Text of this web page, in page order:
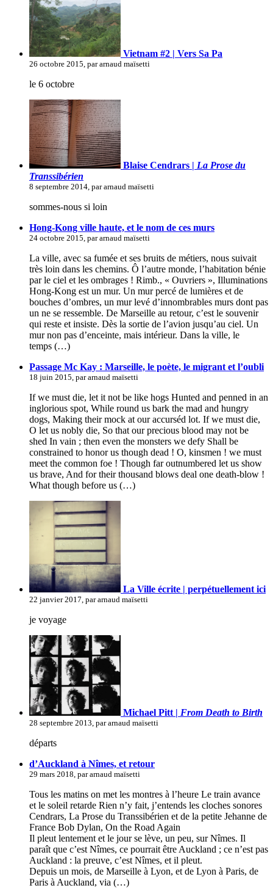
Vietnam #2 | Vers Sa Pa
26 octobre 2015, par arnaud maïsetti
le 6 octobre
Blaise Cendrars | La Prose du
Transsibérien
8 septembre 2014, par arnaud maïsetti
sommes-nous si loin
Hong-Kong ville haute, et le nom de ces murs
24 octobre 2015, par arnaud maïsetti
La ville, avec sa fumée et ses bruits de métiers, nous suivait
très loin dans les chemins. Ô l’autre monde, l’habitation bénie
par le ciel et les ombrages ! Rimb., « Ouvriers », Illuminations
Hong-Kong est un mur. Un mur percé de lumières et de
bouches d’ombres, un mur levé d’innombrables murs dont pas
un ne se ressemble. De Marseille au retour, c’est le souvenir
qui reste et insiste. Dès la sortie de l’avion jusqu’au ciel. Un
mur non pas d’enceinte, mais intérieur. Dans la ville, le
temps (…)
Passage Mc Kay : Marseille, le poète, le migrant et l’oubli
18 juin 2015, par arnaud maïsetti
If we must die, let it not be like hogs Hunted and penned in an
inglorious spot, While round us bark the mad and hungry
dogs, Making their mock at our accurséd lot. If we must die,
O let us nobly die, So that our precious blood may not be
shed In vain ; then even the monsters we defy Shall be
constrained to honor us though dead ! O, kinsmen ! we must
meet the common foe ! Though far outnumbered let us show
us brave, And for their thousand blows deal one death-blow !
What though before us (…)
La Ville écrite | perpétuellement ici
22 janvier 2017, par arnaud maïsetti
je voyage
Michael Pitt | From Death to Birth
28 septembre 2013, par arnaud maïsetti
départs
d’Auckland à Nîmes, et retour
29 mars 2018, par arnaud maïsetti
Tous les matins on met les montres à l’heure Le train avance
et le soleil retarde Rien n’y fait, j’entends les cloches sonores
Cendrars, La Prose du Transsibérien et de la petite Jehanne de
France Bob Dylan, On the Road Again
Il pleut lentement et le jour se lève, un peu, sur Nîmes. Il
paraît que c’est Nîmes, ce pourrait être Auckland ; ce n’est pas
Auckland : la preuve, c’est Nîmes, et il pleut.
Depuis un mois, de Marseille à Lyon, et de Lyon à Paris, de
Paris à Auckland, via (…)